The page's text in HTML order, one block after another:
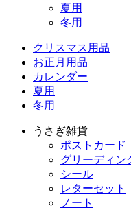
夏用
冬用
クリスマス用品
お正月用品
カレンダー
夏用
冬用
うさぎ雑貨
ポストカード
グリーディン
シール
レターセット
ノート